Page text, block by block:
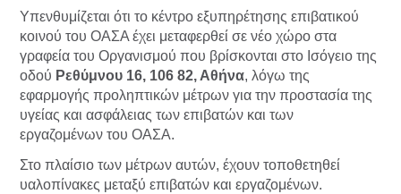
Υπενθυμίζεται ότι το κέντρο εξυπηρέτησης επιβατικού
κοινού του ΟΑΣΑ έχει μεταφερθεί σε νέο χώρο στα
γραφεία του Οργανισμού που βρίσκονται στο Ισόγειο της
οδού Ρεθύμνου 16, 106 82, Αθήνα, λόγω της
εφαρμογής προληπτικών μέτρων για την προστασία της
υγείας και ασφάλειας των επιβατών και των
εργαζομένων του ΟΑΣΑ.
Στο πλαίσιο των μέτρων αυτών, έχουν τοποθετηθεί
υαλοπίνακες μεταξύ επιβατών και εργαζομένων.